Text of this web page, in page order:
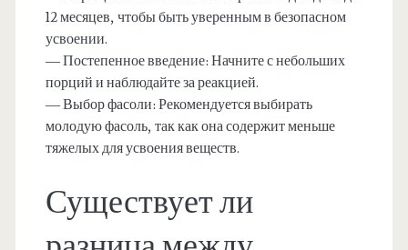
12 месяцев, чтобы быть уверенным в безопасном
усвоении.
— Постепенное введение: Начните с небольших
порций и наблюдайте за реакцией.
— Выбор фасоли: Рекомендуется выбирать
молодую фасоль, так как она содержит меньше
тяжелых для усвоения веществ.
Существует ли